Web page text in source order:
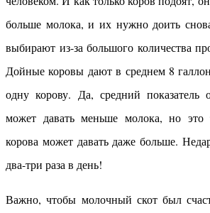
больше молока, и их нужно доить
выбирают из-за большого количества
Дойные коровы дают в среднем 8
одну корову. Да, средний показатель
может давать меньше молока, но это
корова может давать даже больше.
два-три раза в день!
Важно, чтобы молочный скот был